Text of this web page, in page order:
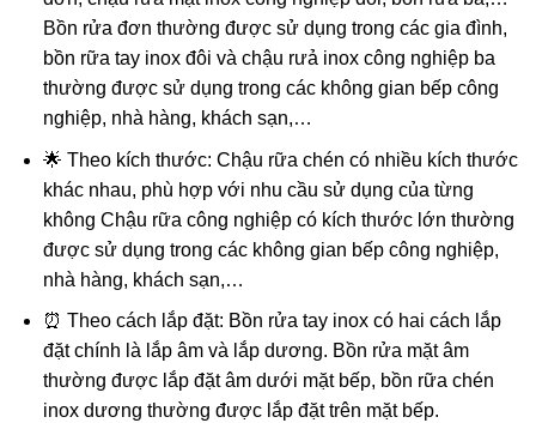
Bồn rửa đơn thường được sử dụng trong các gia đình,
bồn rữa tay inox đôi và chậu rưả inox công nghiệp ba
thường được sử dụng trong các không gian bếp công
nghiệp, nhà hàng, khách sạn,…
🌟 Theo kích thước: Chậu rữa chén có nhiều kích thước
khác nhau, phù hợp với nhu cầu sử dụng của từng
không Chậu rữa công nghiệp có kích thước lớn thường
được sử dụng trong các không gian bếp công nghiệp,
nhà hàng, khách sạn,…
⏰ Theo cách lắp đặt: Bồn rửa tay inox có hai cách lắp
đặt chính là lắp âm và lắp dương. Bồn rửa mặt âm
thường được lắp đặt âm dưới mặt bếp, bồn rữa chén
inox dương thường được lắp đặt trên mặt bếp.